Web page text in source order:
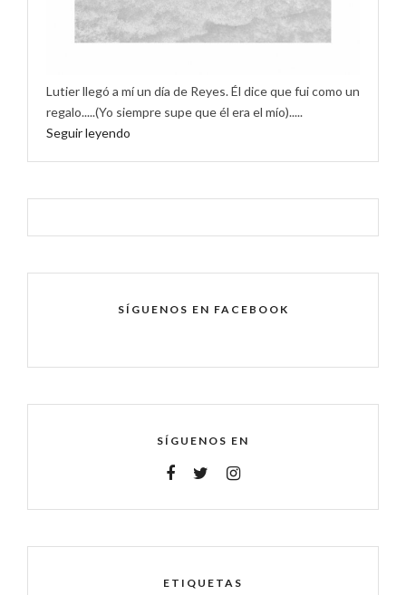
Lutier llegó a mí un día de Reyes. Él dice que fui como un
regalo.....(Yo siempre supe que él era el mío).....
Seguir leyendo
SÍGUENOS EN FACEBOOK
SÍGUENOS EN
ETIQUETAS